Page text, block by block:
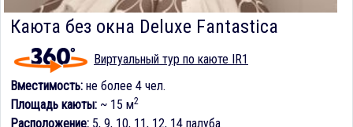
Каюта без окна Deluxe Fantastica
Виртуальный тур по каюте IR1
Вместимость: не более 4 чел.
Площадь каюты: ~ 15 м2
Расположение: 5, 9, 10, 11, 12, 14 палуба